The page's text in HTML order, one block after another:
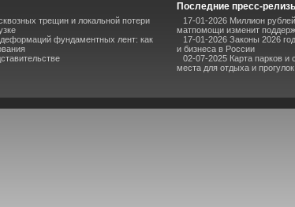
трещин и локальной потери
фундаментных лент: как
Последние пресс-
17-01-2026 Миллион
матпомощи изменит
17-01-2026 Законы 2026
и бизнеса в России
02-07-2025 Карта парков и
места для отдыха и прогулок